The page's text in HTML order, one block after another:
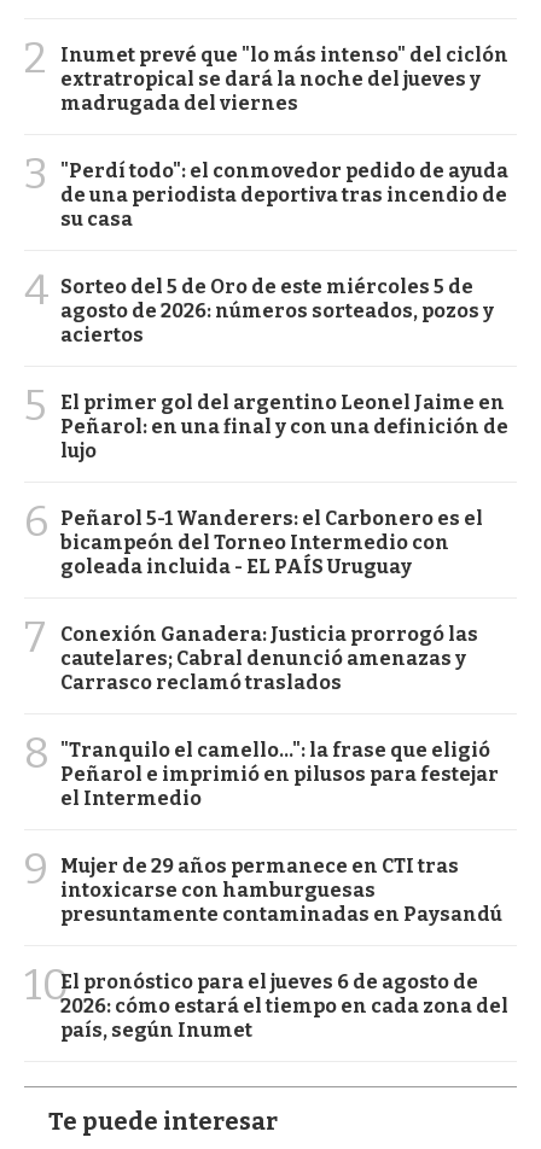
2
Inumet prevé que "lo más intenso" del ciclón
extratropical se dará la noche del jueves y
madrugada del viernes
3
"Perdí todo": el conmovedor pedido de ayuda
de una periodista deportiva tras incendio de
su casa
4 Sorteo del 5 de Oro de este miércoles 5 de
agosto de 2026: números sorteados, pozos y
aciertos
5
El primer gol del argentino Leonel Jaime en
Peñarol: en una final y con una definición de
lujo
6
Peñarol 5-1 Wanderers: el Carbonero es el
bicampeón del Torneo Intermedio con
goleada incluida - EL PAÍS Uruguay
7
Conexión Ganadera: Justicia prorrogó las
cautelares; Cabral denunció amenazas y
Carrasco reclamó traslados
8
"Tranquilo el camello...": la frase que eligió
Peñarol e imprimió en pilusos para festejar
el Intermedio
9
Mujer de 29 años permanece en CTI tras
intoxicarse con hamburguesas
presuntamente contaminadas en Paysandú
10El pronóstico para el jueves 6 de agosto de
2026: cómo estará el tiempo en cada zona del
país, según Inumet
Te puede interesar